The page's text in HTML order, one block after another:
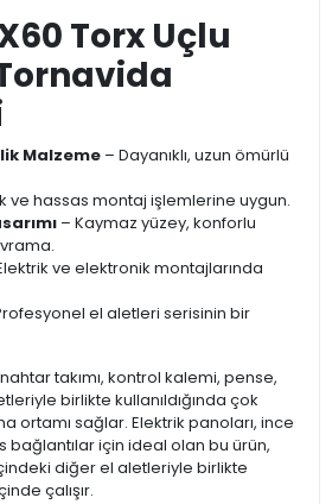
Torx Uçlu
Malzeme – Dayanıklı, uzun ömürlü
ve hassas montaj işlemlerine uygun.
– Kaymaz yüzey, konforlu
ve elektronik montajlarında
el aletleri serisinin bir
takımı, kontrol kalemi, pense,
birlikte kullanıldığında çok
ortamı sağlar. Elektrik panoları, ince
bağlantılar için ideal olan bu ürün,
diğer el aletleriyle birlikte
çalışır.